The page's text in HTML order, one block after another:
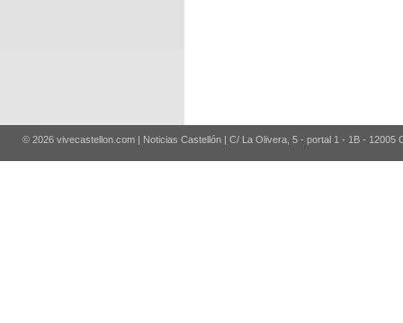
© 2026 vivecastellon.com | Noticias Castellón | C/ La Olivera, 5 - portal 1 - 1B - 12005